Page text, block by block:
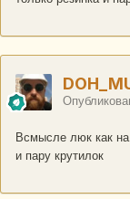
Всмысле люк как
и пару крутилок